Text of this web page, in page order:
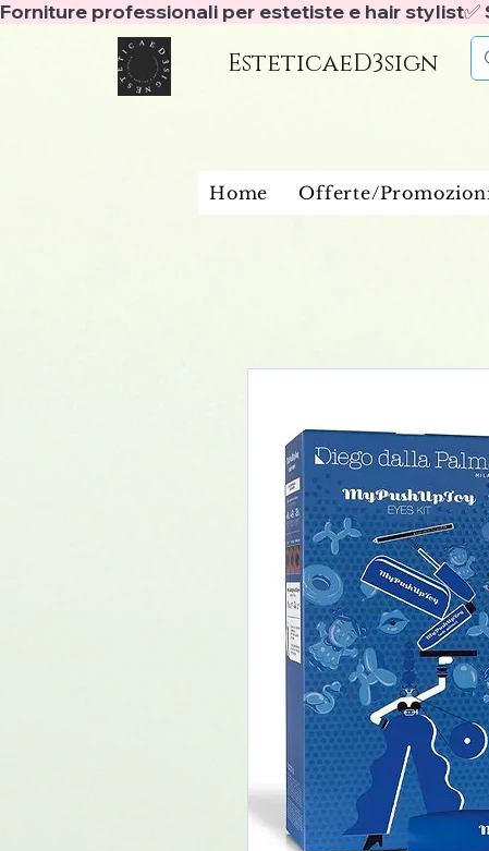
Forniture professionali per estetiste e hair
EsteticaeD3sign
Home Offerte/